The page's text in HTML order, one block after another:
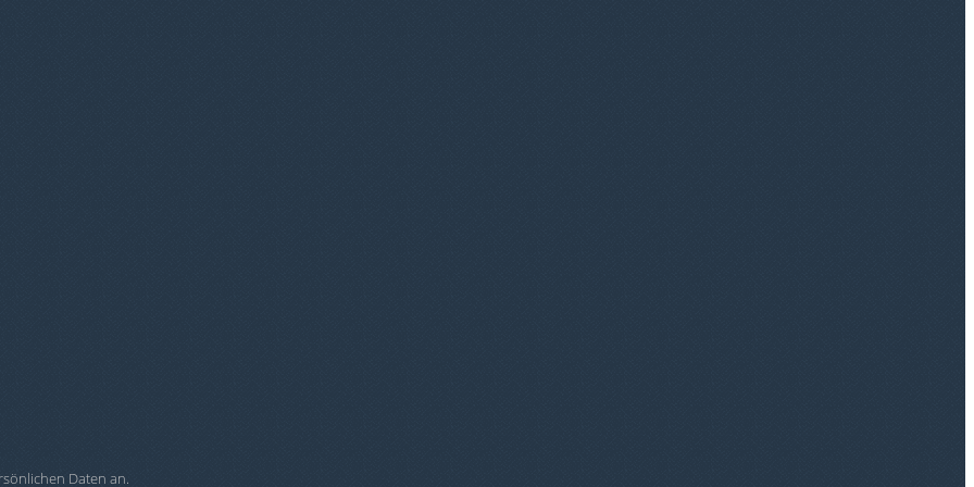
Daten an.